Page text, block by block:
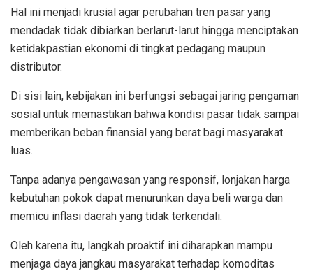
Hal ini menjadi krusial agar perubahan tren pasar yang
mendadak tidak dibiarkan berlarut-larut hingga menciptakan
ketidakpastian ekonomi di tingkat pedagang maupun
distributor.
Di sisi lain, kebijakan ini berfungsi sebagai jaring pengaman
sosial untuk memastikan bahwa kondisi pasar tidak sampai
memberikan beban finansial yang berat bagi masyarakat
luas.
Tanpa adanya pengawasan yang responsif, lonjakan harga
kebutuhan pokok dapat menurunkan daya beli warga dan
memicu inflasi daerah yang tidak terkendali.
Oleh karena itu, langkah proaktif ini diharapkan mampu
menjaga daya jangkau masyarakat terhadap komoditas